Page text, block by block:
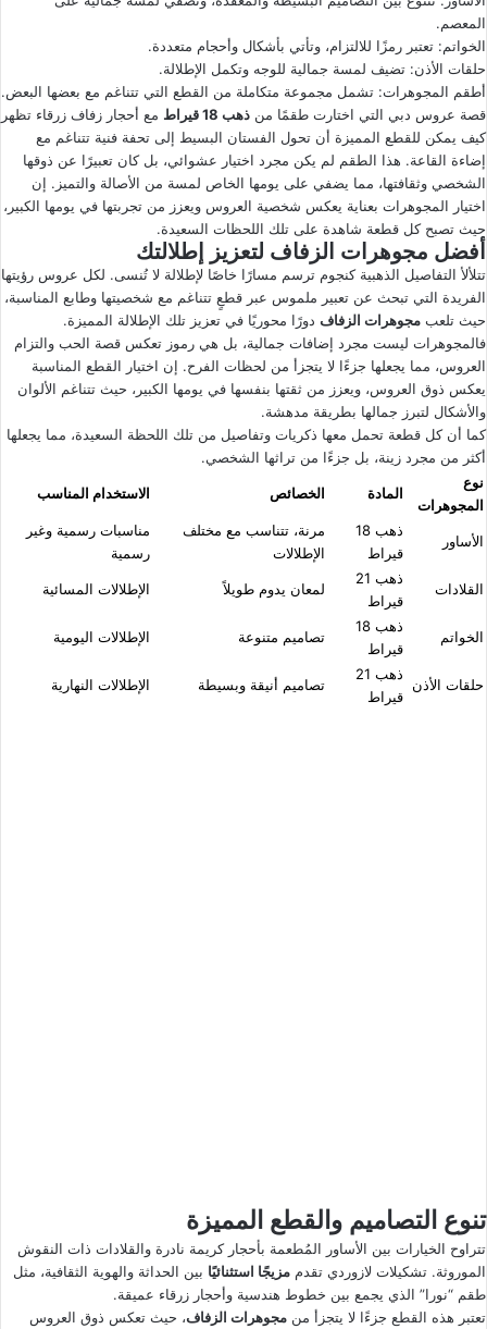
المعصم.
الخواتم: تعتبر رمزًا للالتزام، وتأتي بأشكال وأحجام متعددة.
حلقات الأذن: تضيف لمسة جمالية للوجه وتكمل الإطلالة.
أطقم المجوهرات: تشمل مجموعة متكاملة من القطع التي تتناغم مع بعضها البعض.
قصة عروس دبي التي اختارت طقمًا من ذهب 18 قيراط
مع أحجار زفاف زرقاء تظهر
كيف يمكن للقطع المميزة أن تحول الفستان البسيط إلى تحفة فنية تتناغم مع
إضاءة القاعة. هذا الطقم لم يكن مجرد اختيار عشوائي، بل كان تعبيرًا عن ذوقها
الشخصي وثقافتها، مما يضفي على يومها الخاص لمسة من الأصالة والتميز. إن
اختيار المجوهرات بعناية يعكس شخصية العروس ويعزز من تجربتها في يومها الكبير،
حيث تصبح كل قطعة شاهدة على تلك اللحظات السعيدة.
أفضل مجوهرات الزفاف لتعزيز إطلالتك
تتلألأ التفاصيل الذهبية كنجوم ترسم مسارًا خاصًا لإطلالة لا تُنسى. لكل عروس رؤيتها
الفريدة التي تبحث عن تعبير ملموس عبر قطعٍ تتناغم مع شخصيتها وطابع المناسبة،
حيث تلعب مجوهرات الزفاف دورًا محوريًا في تعزيز تلك الإطلالة المميزة.
فالمجوهرات ليست مجرد إضافات جمالية، بل هي رموز تعكس قصة الحب والتزام
العروس، مما يجعلها جزءًا لا يتجزأ من لحظات الفرح. إن اختيار القطع المناسبة
يعكس ذوق العروس، ويعزز من ثقتها بنفسها في يومها الكبير، حيث تتناغم الألوان
والأشكال لتبرز جمالها بطريقة مدهشة.
كما أن كل قطعة تحمل معها ذكريات وتفاصيل من تلك اللحظة السعيدة، مما يجعلها
أكثر من مجرد زينة، بل جزءًا من تراثها الشخصي.
نوع
المجوهرات
المادة الخصائص الاستخدام المناسب
الأساور
ذهب 18
قيراط
مرنة، تتناسب مع مختلف
الإطلالات
مناسبات رسمية وغير
رسمية
القلادات
ذهب 21
قيراط
لمعان يدوم طويلاً الإطلالات المسائية
الخواتم
ذهب 18
قيراط
تصاميم متنوعة الإطلالات اليومية
حلقات الأذن
ذهب 21
قيراط
تصاميم أنيقة وبسيطة الإطلالات النهارية
تنوع التصاميم والقطع المميزة
تتراوح الخيارات بين الأساور المُطعمة بأحجار كريمة نادرة والقلادات ذات النقوش
الموروثة. تشكيلات لازوردي تقدم مزيجًا استثنائيًا بين الحداثة والهوية الثقافية، مثل
طقم “نورا” الذي يجمع بين خطوط هندسية وأحجار زرقاء عميقة.
تعتبر هذه القطع جزءًا لا يتجزأ من مجوهرات الزفاف، حيث تعكس ذوق العروس